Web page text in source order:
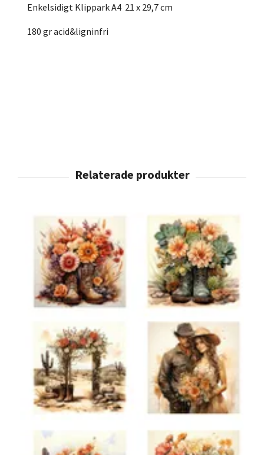
Enkelsidigt Klippark A4 21 x 29,7 cm
180 gr acid&ligninfri